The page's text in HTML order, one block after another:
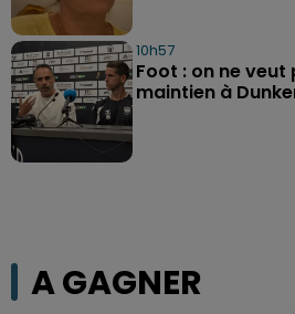
10h57
Foot : on ne
maintien à
A GAGNER